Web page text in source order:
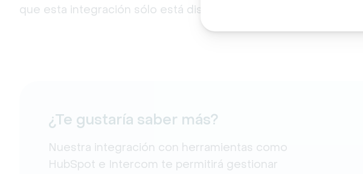
que esta integración sólo está disponible para clientes
¿Te gustaría saber más?
Nuestra integración con herramientas como
HubSpot e Intercom te permitirá gestionar